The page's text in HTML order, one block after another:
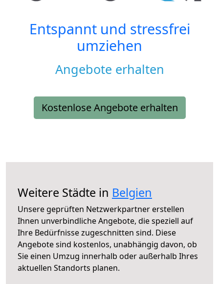
Entspannt und stressfrei
umziehen
Angebote erhalten
Kostenlose Angebote erhalten
Weitere Städte in Belgien
Unsere geprüften Netzwerkpartner erstellen
Ihnen unverbindliche Angebote, die speziell auf
Ihre Bedürfnisse zugeschnitten sind. Diese
Angebote sind kostenlos, unabhängig davon, ob
Sie einen Umzug innerhalb oder außerhalb Ihres
aktuellen Standorts planen.